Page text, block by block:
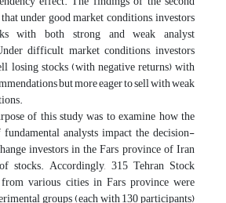
under good market conditions, investors
with both strong and weak analyst
difficult market conditions, investors
losing stocks (with negative returns) with
but more eager to sell with weak
of this study was to examine how the
analysts impact the decision-
investors in the Fars province of Iran
stocks. Accordingly, 315 Tehran Stock
various cities in Fars province were